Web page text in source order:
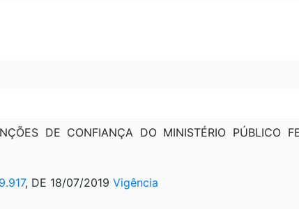
DE CONFIANÇA DO MINISTÉRIO PÚBLICO
, DE 18/07/2019 Vigência